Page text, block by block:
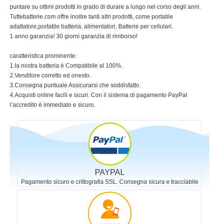
puntare su ottimi prodotti in grado di durare a lungo nel corso degli anni.
Tuttebatterie.com offre inoltre tanti altri prodotti, come portatile
adattatore,portatile batteria, alimentatori, Batterie per cellulari.
1 anno garanzia! 30 giorni garanzia di rimborso!
caratteristica prominente:
1.la nostra batteria è Compatibile al 100%.
2.Venditore corretto ed onesto.
3.Consegna puntuale Assicurarsi che soddisfatto.
4.Acquisti online facili e sicuri. Con il sistema di pagamento PayPal
l’accredito è immediato e sicuro.
PAYPAL
Pagamento sicuro e crittografia SSL. Consegna sicura e tracciabile